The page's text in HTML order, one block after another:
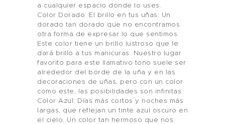
Hogar
Producto
a cualquier espacio donde lo uses.
Color Dorado: El brillo en tus uñas: Un
dorado tan dorado que no encontramos
otra forma de expresar lo que sentimos.
Este color tiene un brillo lustroso que le
dará brillo a tus manicuras. Nuestro lugar
favorito para este llamativo tono suele ser
alrededor del borde de la uña y en las
decoraciones de uñas, pero con un color
como este, las posibilidades son infinitas.
Color Azul: Días más cortos y noches más
largas, que reflejan un tinte azul oscuro en
el cielo. Un color tan hermoso que nos